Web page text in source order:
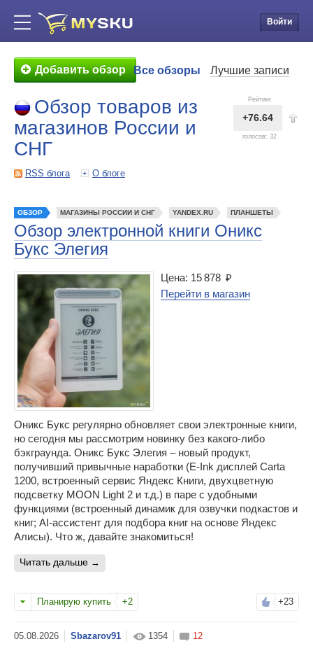
Войти
Добавить обзор Все обзоры Лучшие записи
Рейтинг
+76.64
голосов: 32
Обзор товаров из
магазинов России и
СНГ
RSS блога О блоге
ОБЗОР МАГАЗИНЫ РОССИИ И СНГ YANDEX.RU ПЛАНШЕТЫ
Обзор электронной книги Оникс
Букс Элегия
Цена: 15 878 ₽
Перейти в магазин
Оникс Букс регулярно обновляет свои электронные книги,
но сегодня мы рассмотрим новинку без какого-либо
бэкграунда. Оникс Букс Элегия – новый продукт,
получивший привычные наработки (E-Ink дисплей Carta
1200, встроенный сервис Яндекс Книги, двухцветную
подсветку MOON Light 2 и т.д.) в паре с удобными
функциями (встроенный динамик для озвучки подкастов и
книг; AI-ассистент для подбора книг на основе Яндекс
Алисы). Что ж, давайте знакомиться!
читать дальше
Планирую купить +2 +23
Sbazarov91 1354 12